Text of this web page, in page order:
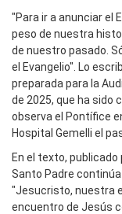
"Para ir a anunciar el
peso de nuestra
de nuestro pasado.
el Evangelio". Lo
preparada para la
de 2025, que ha sido
observa el Pontífice
Hospital Gemelli el
En el texto, publicado
Santo Padre
"Jesucristo, nuestra
encuentro de Jesús